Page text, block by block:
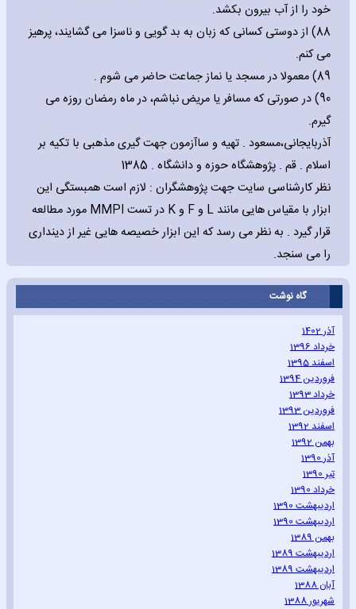
خود را از آب بیرون بکشد.
88) از دوستی کسانی که زبان به بد گویی و ناسزا می گشایند، پرهیز
می کنم.
89) معمولا در مسجد یا نماز جماعت حاضر می شوم .
90) در صورتی که مسافر یا مریض نباشم، در ماه رمضان روزه می
گیرم.
آذربایجانی،مسعود . تهیه و ساآزمون جهت گیری مذهبی با تکیه بر
اسلام . قم . پژوهشگاه حوزه و دانشگاه . 1385
نظر کارشناسی سایت جهت پژوهشگران : لازم است همبستگی این
ابزار با مقیاس هایی مانند L و F و K در تست MMPI مورد مطالعه
قرار گیرد . به نظر می رسد که این ابزار خصیصه هایی غیر از دینداری
را می سنجد.
گاه نوشت
آذر 1402
خرداد 1396
اسفند 1395
فروردین 1394
خرداد 1393
فروردین 1393
اسفند 1392
بهمن 1392
آذر 1390
تیر 1390
خرداد 1390
اردیبهشت 1390
اردیبهشت 1390
بهمن 1389
اردیبهشت 1389
اردیبهشت 1389
آبان 1388
شهریور 1388